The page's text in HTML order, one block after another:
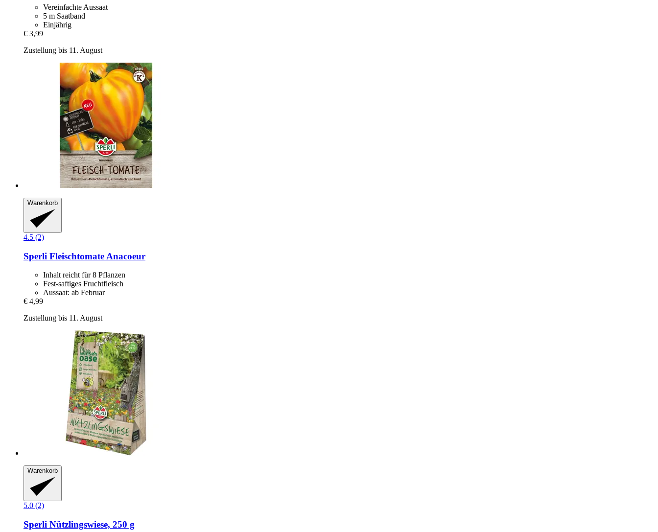
Vereinfachte Aussaat
5 m Saatband
Einjährig
€ 3,99
Zustellung bis 11. August
Warenkorb
4.5 (2)
Sperli Fleischtomate Anacoeur
Inhalt reicht für 8 Pflanzen
Fest-saftiges Fruchtfleisch
Aussaat: ab Februar
€ 4,99
Zustellung bis 11. August
Warenkorb
5.0 (2)
Sperli Nützlingswiese, 250 g